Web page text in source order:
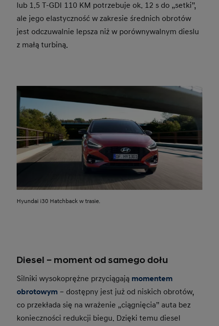
lub 1.5 T-GDI 110 KM potrzebuje ok. 12 s do „setki”,
ale jego elastyczność w zakresie średnich obrotów
jest odczuwalnie lepsza niż w porównywalnym dieslu
z małą turbiną.
Hyundai i30 Hatchback w trasie.
Diesel – moment od samego dołu
Silniki wysokoprężne przyciągają momentem
obrotowym – dostępny jest już od niskich obrotów,
co przekłada się na wrażenie „ciągnięcia” auta bez
konieczności redukcji biegu. Dzięki temu diesel